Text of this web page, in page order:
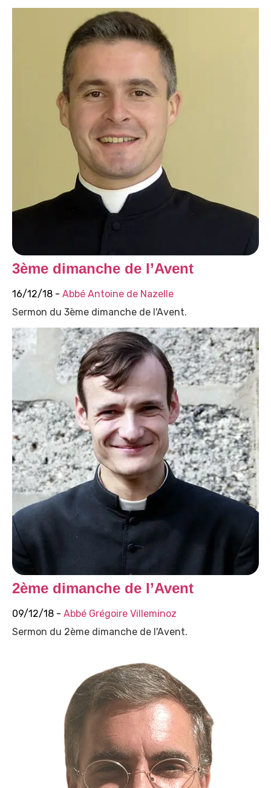
3ème dimanche de l’Avent
16/12/18 - Abbé Antoine de Nazelle
Sermon du 3ème dimanche de l'Avent.
2ème dimanche de l’Avent
09/12/18 - Abbé Grégoire Villeminoz
Sermon du 2ème dimanche de l'Avent.